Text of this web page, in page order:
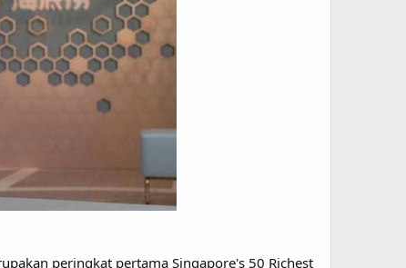
peringkat pertama Singapore's 50 Richest